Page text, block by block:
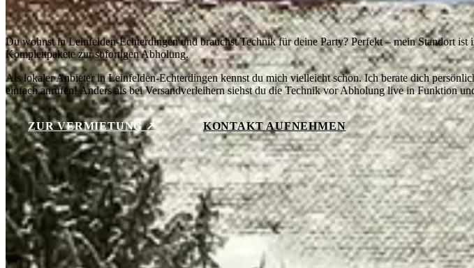
Veranstaltungstechnik mieten in Leinfelden-Echterdingen
Du wohnst in Leinfelden-Echterdingen und brauchst Technik für deine Party? Perfekt – mein Standort
Komplettpakete zur sofortigen Abholung.
Als lokaler Anbieter in Leinfelden-Echterdingen kennst du mich vielleicht schon. Ich berate dich
einfach anrufen! Anders als bei Versandverleihern siehst du die Technik vor Abholung live in Funktion
ZUR VERMIETUNG ↗ KONTAKT AUFNEHMEN